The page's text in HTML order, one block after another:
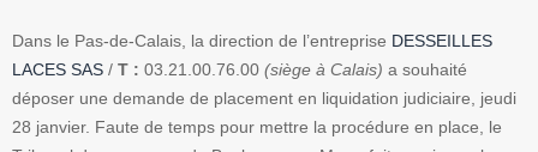
Dans le Pas-de-Calais, la direction de l’entreprise DESSEILLES
LACES SAS / T : 03.21.00.76.00 (siège à Calais) a souhaité
déposer une demande de placement en liquidation judiciaire, jeudi
28 janvier. Faute de temps pour mettre la procédure en place, le